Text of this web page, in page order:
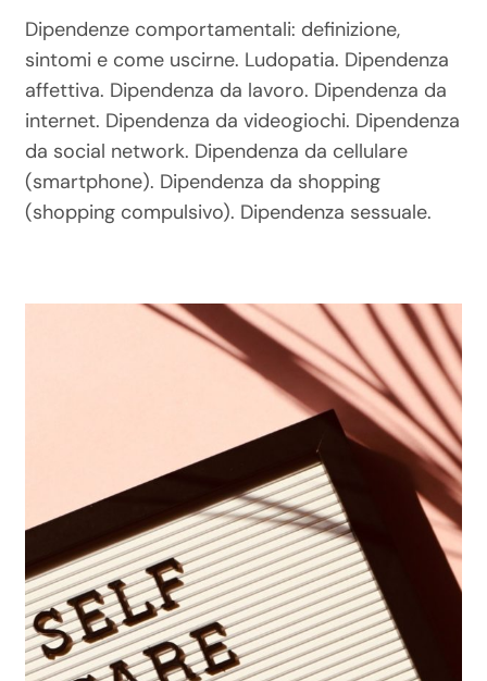
Dipendenze comportamentali: definizione,
sintomi e come uscirne. Ludopatia. Dipendenza
affettiva. Dipendenza da lavoro. Dipendenza da
internet. Dipendenza da videogiochi. Dipendenza
da social network. Dipendenza da cellulare
(smartphone). Dipendenza da shopping
(shopping compulsivo). Dipendenza sessuale.